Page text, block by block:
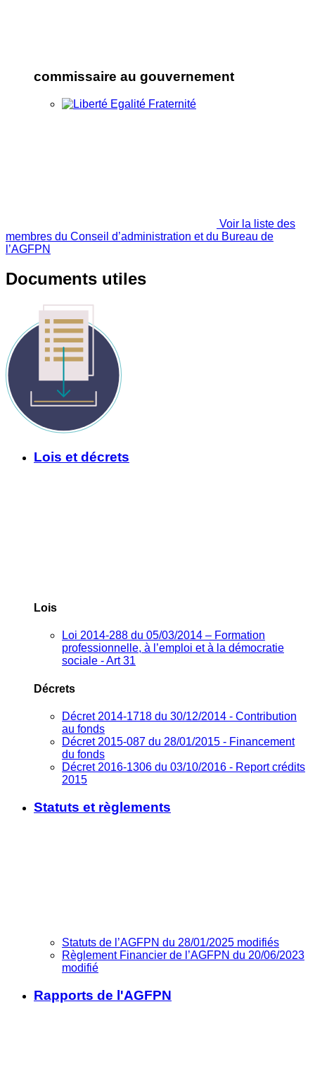
commissaire au gouvernement
Voir la liste des
membres du Conseil d’administration et du Bureau de
l’AGFPN
Documents utiles
Lois et décrets
Lois
Loi 2014-288 du 05/03/2014 – Formation
professionnelle, à l’emploi et à la démocratie
sociale - Art 31
Décrets
Décret 2014-1718 du 30/12/2014 - Contribution
au fonds
Décret 2015-087 du 28/01/2015 - Financement
du fonds
Décret 2016-1306 du 03/10/2016 - Report crédits
2015
Statuts et règlements
Statuts de l’AGFPN du 28/01/2025 modifiés
Règlement Financier de l’AGFPN du 20/06/2023
modifié
Rapports de l'AGFPN